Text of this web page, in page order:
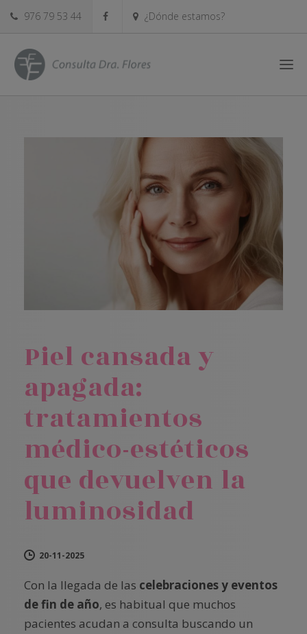
976 79 53 44 ¿Dónde estamos?
Piel cansada y
apagada:
tratamientos
médico-estéticos
que devuelven la
luminosidad
20-11-2025
Con la llegada de las celebraciones y eventos
de fin de año, es habitual que muchos
pacientes acudan a consulta buscando un